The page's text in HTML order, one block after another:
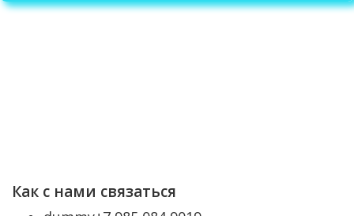
Как с нами связаться